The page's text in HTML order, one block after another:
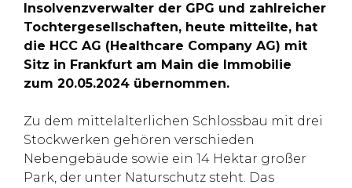
Insolvenzverwalter der GPG und zahlreicher
Tochtergesellschaften, heute mitteilte, hat
die HCC AG (Healthcare Company AG) mit
Sitz in Frankfurt am Main die Immobilie
zum 20.05.2024 übernommen.
Zu dem mittelalterlichen Schlossbau mit drei
Stockwerken gehören verschieden
Nebengebäude sowie ein 14 Hektar großer
Park, der unter Naturschutz steht. Das